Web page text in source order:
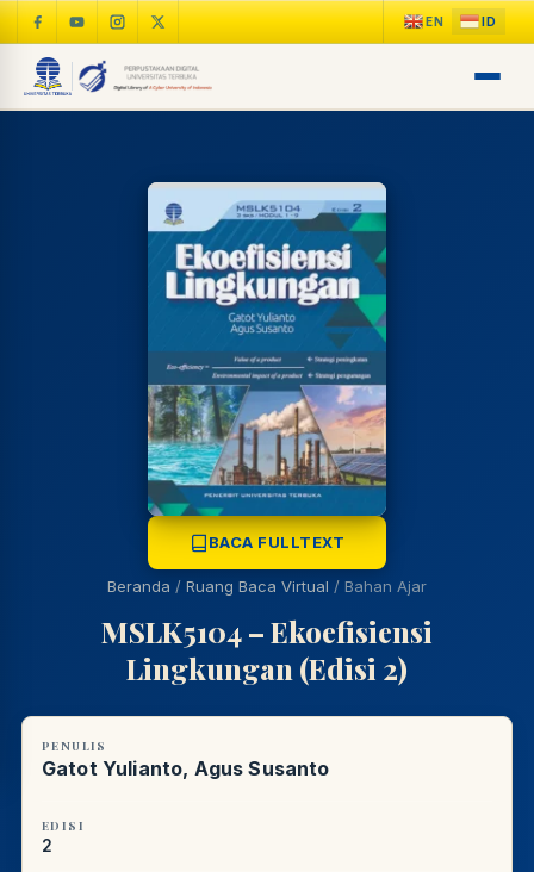
BACA FULLTEXT
Beranda / Ruang Baca Virtual / Bahan Ajar
MSLK5104 – Ekoefisiensi
Lingkungan (Edisi 2)
PENULIS
Gatot Yulianto, Agus Susanto
EDISI
2
NARA
LIBRARY NAVIGASI AKSES
REFERENSI AKADEMIK
Online A±
AKADEMIK